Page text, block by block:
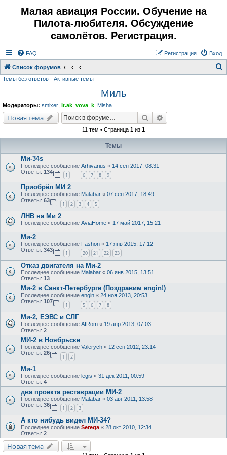
Малая авиация России. Обучение на
Пилота-любителя. Обсуждение
самолётов. Регистрация.
FAQ Вход
Регистрация
Список форумов
Темы без ответов Активные темы
Миль
Модераторы: smixer lt.ak vova_k Misha
Новая тема Поиск
11 тем • Страница 1 из 1
Темы
Ми-34s
Последнее сообщение Arhivarius « 14 сен 2017, 08:31
Ответы: 134
1 6 7 8 9
Приобрёл МИ 2
Последнее сообщение Malabar « 07 сен 2017, 18:49
Ответы: 63
1 2 3 4 5
ЛНВ на Ми 2
Последнее сообщение AviaHome « 17 май 2017, 15:21
Ми-2
Последнее сообщение Fashon « 17 янв 2015, 17:12
Ответы: 343
1 20 21 22 23
Отказ двигателя на Ми-2
Последнее сообщение Malabar « 06 янв 2015, 13:51
Ответы: 13
Ми-2 в Санкт-Петербурге (Поздравим engin!)
Последнее сообщение engin « 24 ноя 2013, 20:53
Ответы: 107
1 5 6 7 8
Ми-2, ЕЭВС и СЛГ
Последнее сообщение AIRom « 19 апр 2013, 07:03
Ответы: 2
МИ-2 в Ноябрьске
Последнее сообщение Valerych « 12 сен 2012, 23:14
Ответы: 26
1 2
Ми-1
Последнее сообщение legis « 31 дек 2011, 00:59
Ответы: 4
два проекта реставрации МИ-2
Последнее сообщение Malabar « 03 авг 2011, 13:58
Ответы: 36
1 2 3
А кто нибудь видел МИ-34?
Последнее сообщение Serega « 28 окт 2010, 12:34
Ответы: 2
Новая тема